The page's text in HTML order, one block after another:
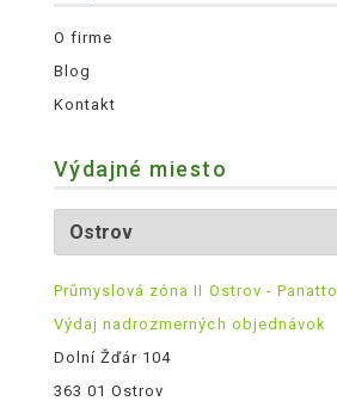
O firme
Blog
Kontakt
Výdajné miesto
Průmyslová zóna II Ostrov -
Výdaj nadrozmerných objednávok
Dolní Žďár 104
363 01 Ostrov